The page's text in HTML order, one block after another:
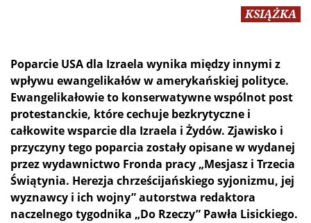
KSIĄŻKA
Poparcie USA dla Izraela wynika między innymi z
wpływu ewangelikałów w amerykańskiej polityce.
Ewangelikałowie to konserwatywne wspólnot post
protestanckie, które cechuje bezkrytyczne i
całkowite wsparcie dla Izraela i Żydów. Zjawisko i
przyczyny tego poparcia zostały opisane w wydanej
przez wydawnictwo Fronda pracy „Mesjasz i Trzecia
Świątynia. Herezja chrześcijańskiego syjonizmu, jej
wyznawcy i ich wojny” autorstwa redaktora
naczelnego tygodnika „Do Rzeczy” Pawła Lisickiego.